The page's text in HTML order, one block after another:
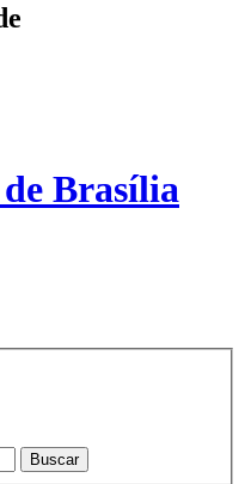
Brasília
Buscar